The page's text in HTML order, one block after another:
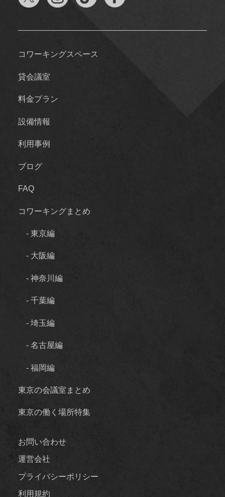
コワーキングスペース
貸会議室
料金プラン
設備情報
利用事例
ブログ
FAQ
コワーキングまとめ
- 東京編
- 大阪編
- 神奈川編
- 千葉編
- 埼玉編
- 名古屋編
- 福岡編
東京の会議室まとめ
東京の働く場所特集
お問い合わせ
運営会社
プライバシーポリシー
利用規約